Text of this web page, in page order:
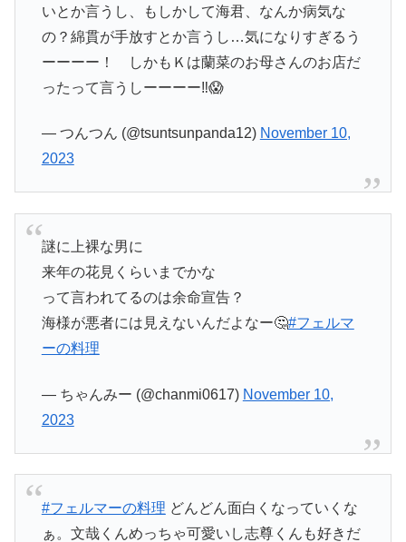
いとか言うし、もしかして海君、なんか病気な
の？綿貫が手放すとか言うし…気になりすぎるう
ーーーー！ しかもＫは蘭菜のお母さんのお店だ
ったって言うしーーーー‼️😱
— つんつん (@tsuntsunpanda12) November 10,
2023
謎に上裸な男に
来年の花見くらいまでかな
って言われてるのは余命宣告？
海様が悪者には見えないんだよなー🤔#フェルマ
ーの料理
— ちゃんみー (@chanmi0617) November 10,
2023
#フェルマーの料理 どんどん面白くなっていくな
ぁ。文哉くんめっちゃ可愛いし志尊くんも好きだ